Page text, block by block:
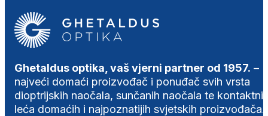
Ghetaldus optika, vaš vjerni partner od 1957. –
najveći domaći proizvođač i ponuđač svih vrsta
dioptrijskih naočala, sunčanih naočala te
leća domaćih i najpoznatijih svjetskih proizvođača.